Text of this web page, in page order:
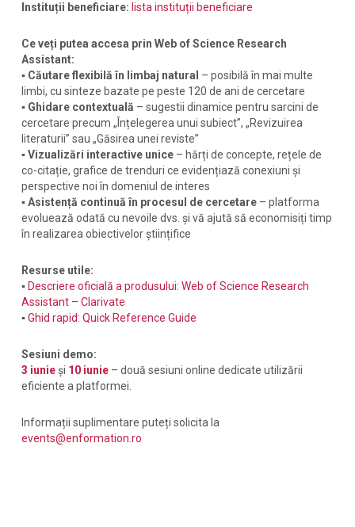
Instituții beneficiare: lista instituții beneficiare
Ce veți putea accesa prin Web of Science Research
Assistant:
▪ Căutare flexibilă în limbaj natural – posibilă în mai multe
limbi, cu sinteze bazate pe peste 120 de ani de cercetare
▪ Ghidare contextuală – sugestii dinamice pentru sarcini de
cercetare precum „Înțelegerea unui subiect”, „Revizuirea
literaturii” sau „Găsirea unei reviste”
▪Vizualizări interactive unice– hărți de concepte, rețele de
co-citație, grafice de trenduri ce evidențiază conexiuni și
perspective noi în domeniul de interes
▪Asistență continuă în procesul de cercetare– platforma
evoluează odată cu nevoile dvs. și vă ajută să economisiți timp
în realizarea obiectivelor științifice
Resurse utile:
▪ Descriere oficială a produsului: Web of Science Research
Assistant – Clarivate
▪Ghid rapid: Quick Reference Guide
Sesiuni demo:
3 iunieși 10 iunie– două sesiuni online dedicate utilizării
eficiente a platformei.
Informații suplimentare puteți solicita la
events@enformation.ro